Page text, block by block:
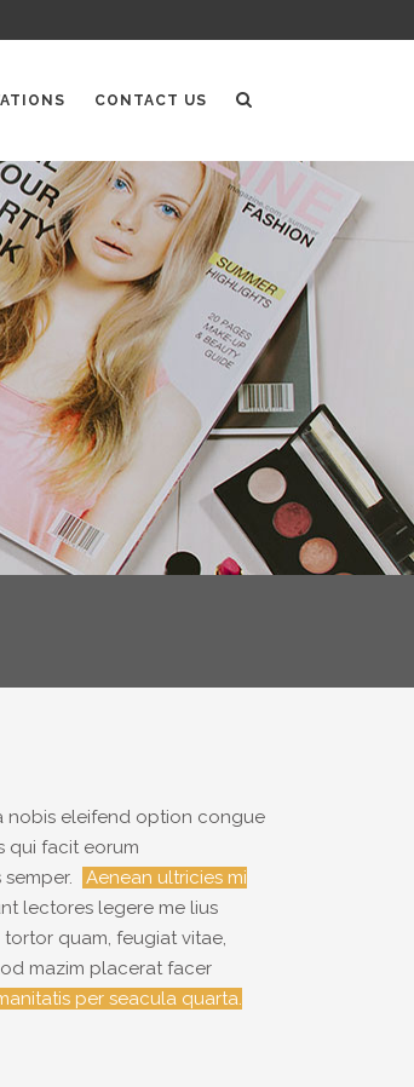
CONTACT US
nobis eleifend option congue
qui facit eorum
Aenean ultricies mi
lectores legere me lius
quam, feugiat vitae,
mazim placerat facer
per seacula quarta.